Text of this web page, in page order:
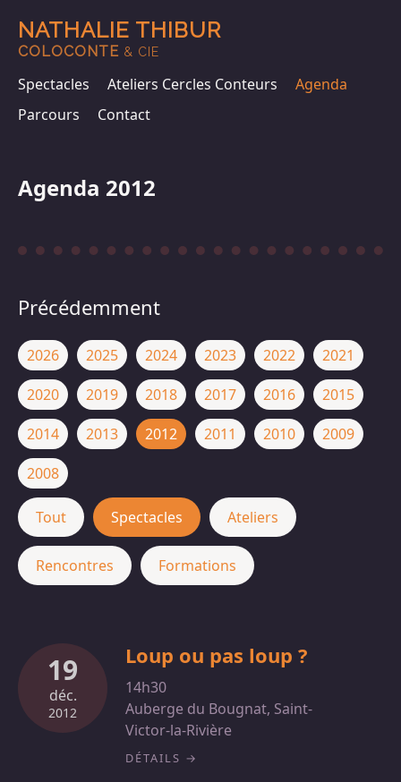
NATHALIE THIBUR
COLOCONTE & CIE
Spectacles Ateliers Cercles Conteurs
Agenda
Parcours
Contact
Agenda 2012
Précédemment
2026 2025 2024 2023 2022
2021
2020
2019 2018 2017 2016
2015
2014
2013 2012 2011 2010
2009
2008
Tout Spectacles Ateliers
Rencontres Formations
19
déc.
2012
Loup ou pas loup ?
14h30
Auberge du Bougnat, Saint-
Victor-la-Rivière
DÉTAILS